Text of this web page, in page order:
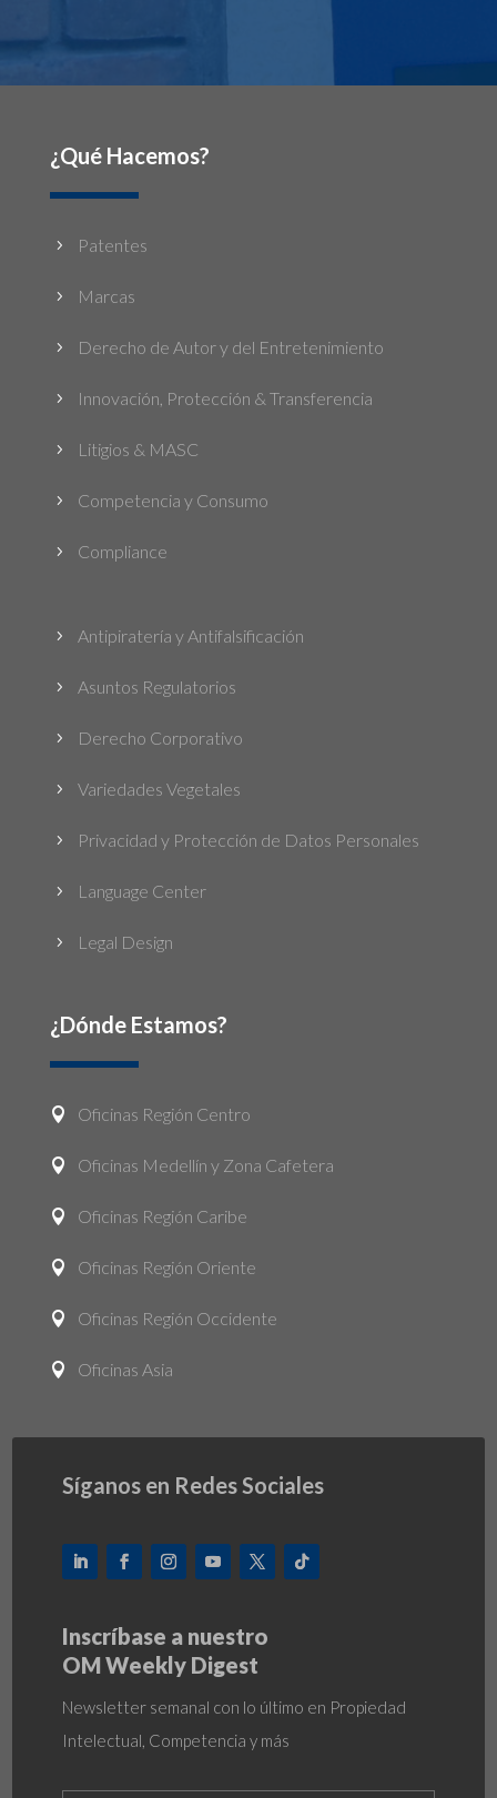
¿Qué Hacemos?
5 Patentes
5 Marcas
5 Derecho de Autor y del Entretenimiento
5 Innovación, Protección & Transferencia
5 Litigios & MASC
5 Competencia y Consumo
5 Compliance
5 Antipiratería y Antifalsificación
5 Asuntos Regulatorios
5 Derecho Corporativo
5 Variedades Vegetales
5 Privacidad y Protección de Datos Personales
5 Language Center
5 Legal Design
¿Dónde Estamos?
 Oficinas Región Centro
 Oficinas Medellín y Zona Cafetera
 Oficinas Región Caribe
 Oficinas Región Oriente
 Oficinas Región Occidente
 Oficinas Asia
Síganos en Redes Sociales
Inscríbase a nuestro
OM Weekly Digest
Newsletter semanal con lo último en Propiedad
Intelectual, Competencia y más